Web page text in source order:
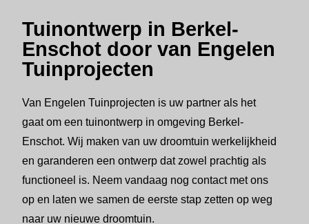
Tuinontwerp in Berkel-
Enschot door van Engelen
Tuinprojecten
Van Engelen Tuinprojecten is uw partner als het
gaat om een tuinontwerp in omgeving Berkel-
Enschot. Wij maken van uw droomtuin werkelijkheid
en garanderen een ontwerp dat zowel prachtig als
functioneel is. Neem vandaag nog contact met ons
op en laten we samen de eerste stap zetten op weg
naar uw nieuwe droomtuin.